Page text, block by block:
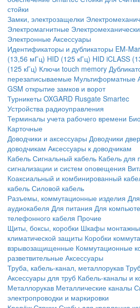
стойки
Замки, электрозащелки
Электромагнитные
Электронные Аксессуары
Идентификаторы и дубликаторы EM-
(13,56 мГц) HID (125 кГц) HID iCLASS
(125 кГц) Ключи touch memory
перезаписываемые Мультиформатные
GSM открытие замков и ворот
Турникеты OXGARD Rusgate Smartec
Устройства радиоуправления
Терминалы учета рабочего времени
Карточные
Доводчики и аксессуары Доводчики
доводчикам Аксессуары к доводчикам
Кабель Сигнальный кабель Кабель для
сигнализации и систем оповещения
Коаксиальный и комбинированный
кабель Силовой кабель
Разъемы, коммутационные изделия
аудиокабеля Для питания Для
телефонного кабеля Прочие
Щиты, боксы, коробки Шкафы
климатической защиты Коробки
взрывозащищенные Коммутационные
разветвительные Аксессуары
Труба, кабель-канал, металлорукав
Аксессуары для труб Кабель-каналы и
Металлорукав Металлические каналы
электропроводки и маркировки